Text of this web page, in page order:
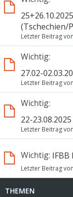
(Tschechien/
Letzter Beitrag von
Wichtig:
27.02-
Letzter Beitrag von
Wichtig:
22-
Letzter Beitrag von
Wichtig:
Letzter Beitrag von
THEMEN